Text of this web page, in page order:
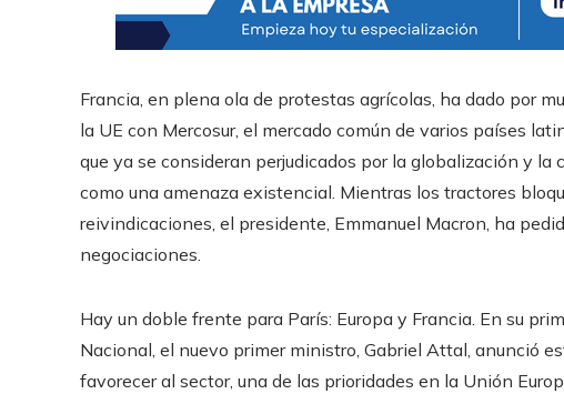
Francia, en plena ola de protestas agrícolas, ha dado por
la UE con Mercosur, el mercado común de varios países
que ya se consideran perjudicados por la globalización y
como una amenaza existencial. Mientras los tractores
reivindicaciones, el presidente, Emmanuel Macron, ha
negociaciones.
Hay un doble frente para París: Europa y Francia. En su
Nacional, el nuevo primer ministro, Gabriel Attal, anunció
favorecer al sector, una de las prioridades en la Unión